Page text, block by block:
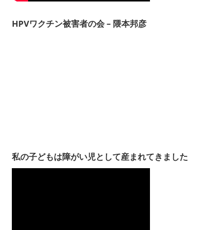
HPVワクチン被害者の会 – 隈本邦彦
私の子どもは障がい児として産まれてきました